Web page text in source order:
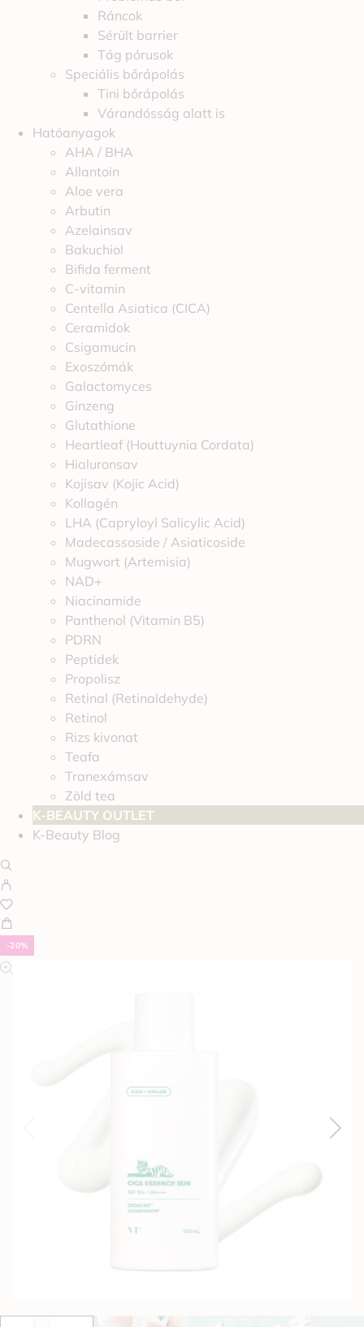
Ráncok
Sérült barrier
Tág pórusok
Speciális bőrápolás
Tini bőrápolás
Várandósság alatt is
Hatóanyagok
AHA / BHA
Allantoin
Aloe vera
Arbutin
Azelainsav
Bakuchiol
Bifida ferment
C-vitamin
Centella Asiatica (CICA)
Ceramidok
Csigamucin
Exoszómák
Galactomyces
Ginzeng
Glutathione
Heartleaf (Houttuynia Cordata)
Hialuronsav
Kojisav (Kojic Acid)
Kollagén
LHA (Capryloyl Salicylic Acid)
Madecassoside / Asiaticoside
Mugwort (Artemisia)
NAD+
Niacinamide
Panthenol (Vitamin B5)
PDRN
Peptidek
Propolisz
Retinal (Retinaldehyde)
Retinol
Rizs kivonat
Teafa
Tranexámsav
Zöld tea
K-BEAUTY OUTLET
K-Beauty Blog
-20%